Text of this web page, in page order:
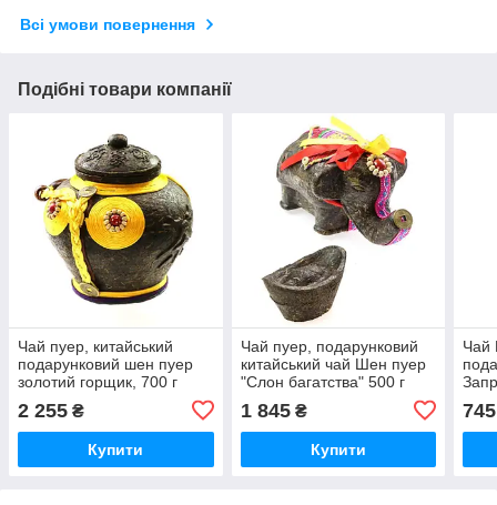
Всі умови повернення
Подібні товари компанії
Чай пуер, китайський
подарунковий шен пуер
золотий горщик, 700 г
2 255 ₴
Купити
Чай пуер, подарунковий
китайський чай Шен пуер
"Слон багатства" 500 г
1 845₴
Купити
Чай
745